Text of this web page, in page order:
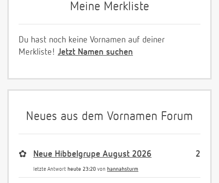
Meine Merkliste
Du hast noch keine Vornamen auf deiner
Merkliste! Jetzt Namen suchen
Neues aus dem Vornamen Forum
2
✿ Neue Hibbelgrupe August 2026
letzte Antwort heute 23:20 von hannahsturm